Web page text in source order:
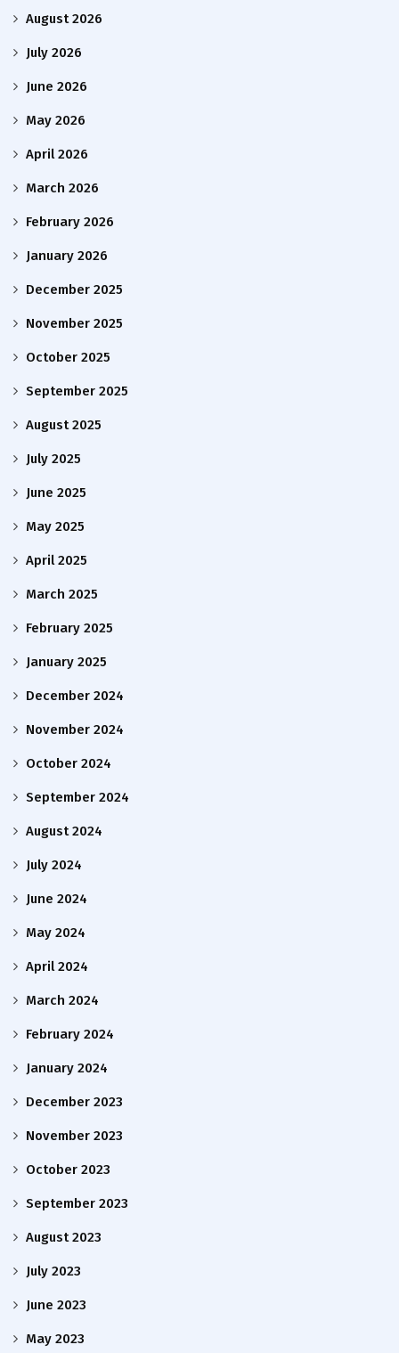
August 2026
July 2026
June 2026
May 2026
April 2026
March 2026
February 2026
January 2026
December 2025
November 2025
October 2025
September 2025
August 2025
July 2025
June 2025
May 2025
April 2025
March 2025
February 2025
January 2025
December 2024
November 2024
October 2024
September 2024
August 2024
July 2024
June 2024
May 2024
April 2024
March 2024
February 2024
January 2024
December 2023
November 2023
October 2023
September 2023
August 2023
July 2023
June 2023
May 2023